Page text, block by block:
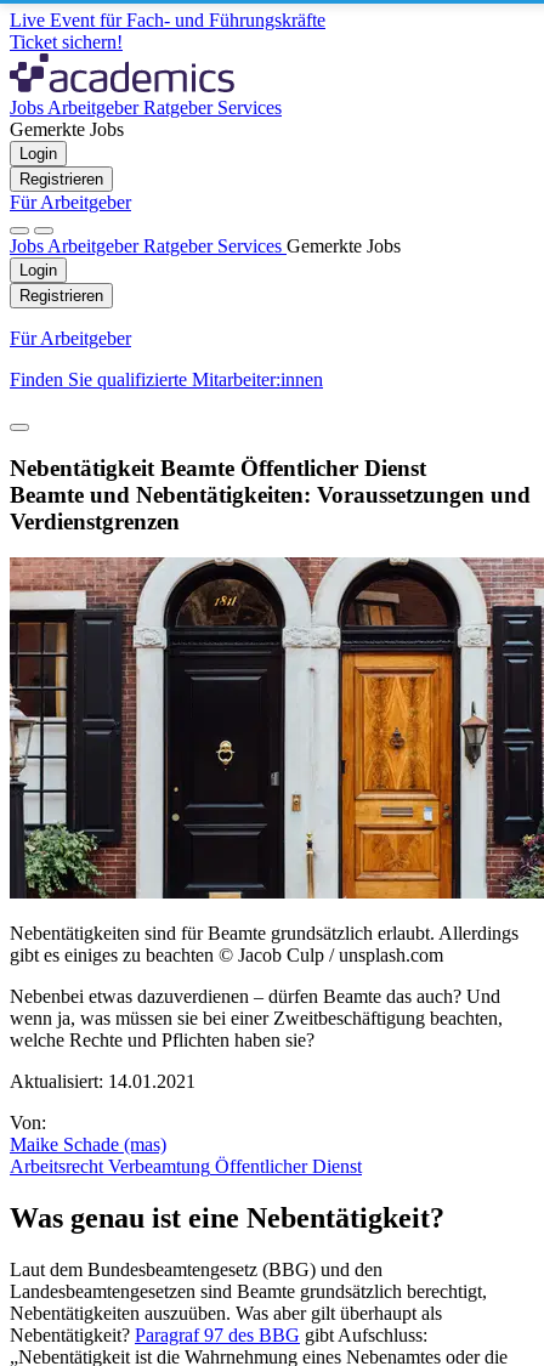
Live Event für Fach- und Führungskräfte
Ticket sichern!
Jobs ArbeitgeberRatgeber Services
Gemerkte Jobs
Login
Registrieren
Für Arbeitgeber
Jobs ArbeitgeberRatgeber Services Gemerkte Jobs
Login
Registrieren
Für Arbeitgeber
Finden Sie qualifizierte Mitarbeiter:innen
Nebentätigkeit Beamte Öffentlicher Dienst
Beamte und Nebentätigkeiten: Voraussetzungen und
Verdienstgrenzen
Nebentätigkeiten sind für Beamte grundsätzlich erlaubt. Allerdings
gibt es einiges zu beachten © Jacob Culp / unsplash.com
Nebenbei etwas dazuverdienen – dürfen Beamte das auch? Und
wenn ja, was müssen sie bei einer Zweitbeschäftigung beachten,
welche Rechte und Pflichten haben sie?
Aktualisiert: 14.01.2021
Von:
Maike Schade (mas)
Arbeitsrecht Verbeamtung Öffentlicher Dienst
Was genau ist eine Nebentätigkeit?
Laut dem Bundesbeamtengesetz (BBG) und den
Landesbeamtengesetzen sind Beamte grundsätzlich berechtigt,
Nebentätigkeiten auszuüben. Was aber gilt überhaupt als
Nebentätigkeit? Paragraf 97 des BBG gibt Aufschluss:
„Nebentätigkeit ist die Wahrnehmung eines Nebenamtes oder die